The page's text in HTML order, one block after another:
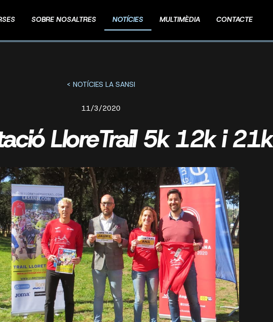
SOBRE NOSALTRES NOTÍCIES MULTIMÈDIA CONTACTE
< NOTÍCIES LA SANSI
11/3/2020
LloreTrail 5k 12k i 21k